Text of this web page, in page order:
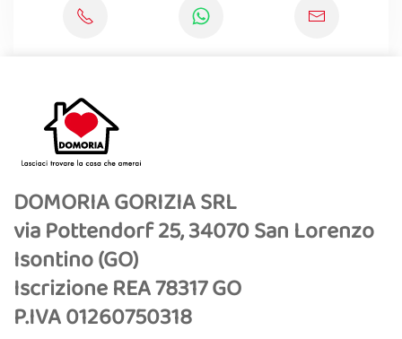
DOMORIA GORIZIA SRL
via Pottendorf 25, 34070 San Lorenzo
Isontino (GO)
Iscrizione REA 78317 GO
P.IVA 01260750318